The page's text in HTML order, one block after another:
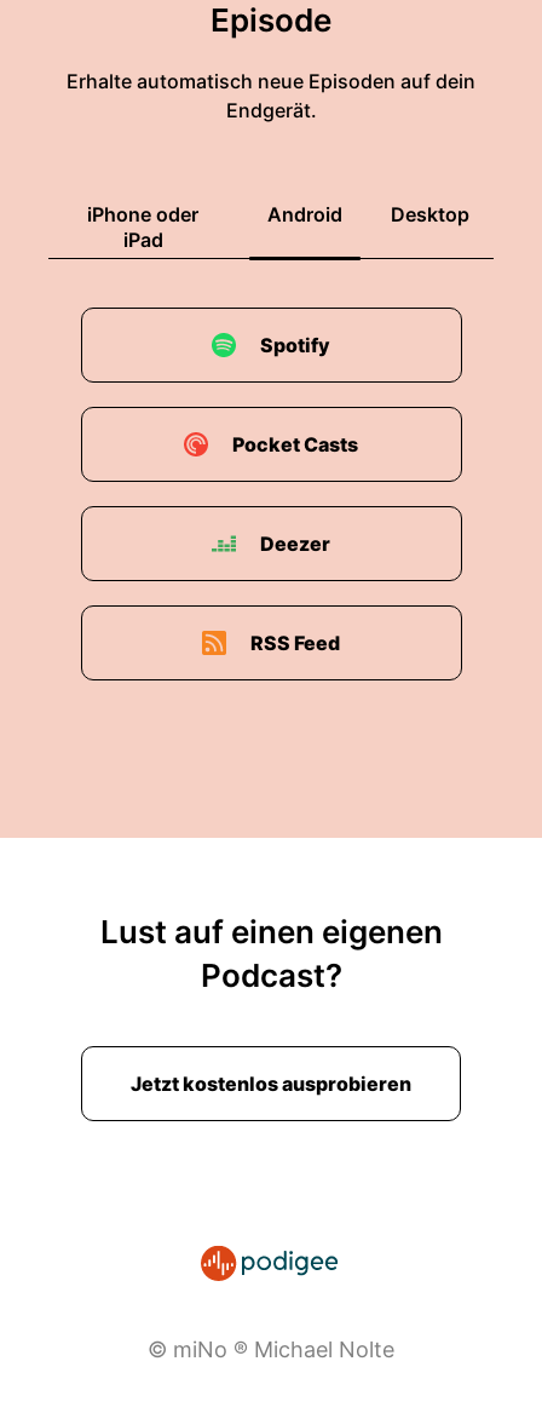
Episode
Erhalte automatisch neue Episoden auf dein
Endgerät.
iPhone oder
iPad
Android Desktop
Spotify
Pocket Casts
Deezer
RSS Feed
Lust auf einen eigenen
Podcast?
Jetzt kostenlos ausprobieren
© miNo ® Michael Nolte